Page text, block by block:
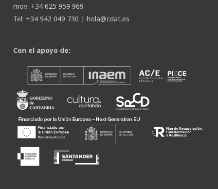
mov: +34 625 959 969
Tel: +34 942 049 730 | hola@cdat.es
Con el apoyo de: